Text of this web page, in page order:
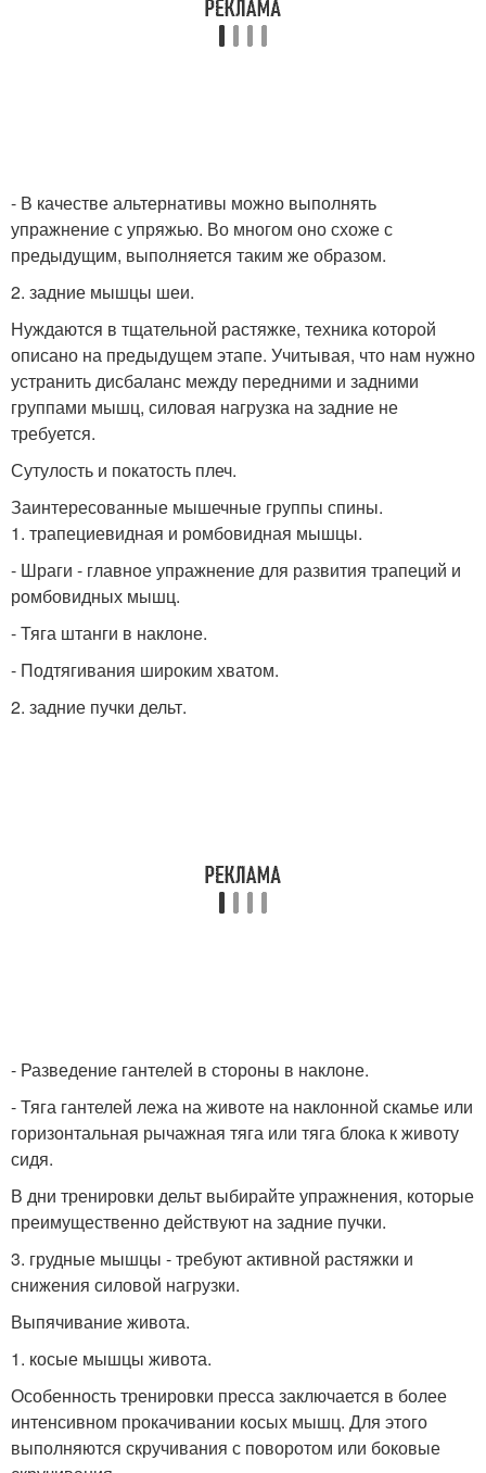
- В качестве альтернативы можно выполнять
упражнение с упряжью. Во многом оно схоже с
предыдущим, выполняется таким же образом.
2. задние мышцы шеи.
Нуждаются в тщательной растяжке, техника которой
описано на предыдущем этапе. Учитывая, что нам нужно
устранить дисбаланс между передними и задними
группами мышц, силовая нагрузка на задние не
требуется.
Сутулость и покатость плеч.
Заинтересованные мышечные группы спины.
1. трапециевидная и ромбовидная мышцы.
- Шраги - главное упражнение для развития трапеций и
ромбовидных мышц.
- Тяга штанги в наклоне.
- Подтягивания широким хватом.
2. задние пучки дельт.
- Разведение гантелей в стороны в наклоне.
- Тяга гантелей лежа на животе на наклонной скамье или
горизонтальная рычажная тяга или тяга блока к животу
сидя.
В дни тренировки дельт выбирайте упражнения, которые
преимущественно действуют на задние пучки.
3. грудные мышцы - требуют активной растяжки и
снижения силовой нагрузки.
Выпячивание живота.
1. косые мышцы живота.
Особенность тренировки пресса заключается в более
интенсивном прокачивании косых мышц. Для этого
выполняются скручивания с поворотом или боковые